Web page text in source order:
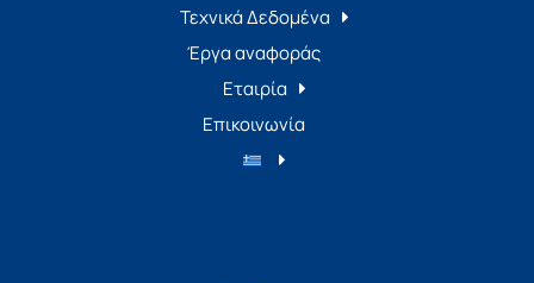
Τεχνικά Δεδομένα
Έργα αναφοράς
Εταιρία
Επικοινωνία